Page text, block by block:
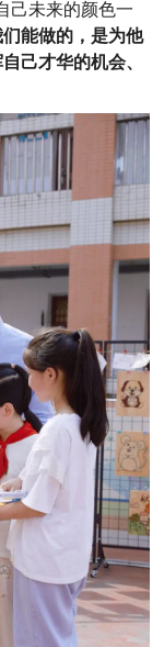
己未来的颜色一
们能做的，是为他
己才华的机会、